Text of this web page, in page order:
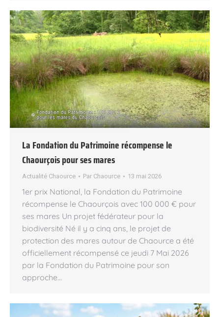
La Fondation du Patrimoine récompense le
Chaourçois pour ses mares
Actualité Chaource Par Chaource 13 mai 2026
1er prix National, la Fondation du Patrimoine
récompense le Chaourçois avec 100 000 € pour
ses mares Un projet fédérateur pour la
biodiversité Né il y a cinq ans, le projet de
protection des mares autour de Chaource a été
officiellement récompensé ce jeudi 7 Mai 2026
par la Fondation du Patrimoine pour son
approche…